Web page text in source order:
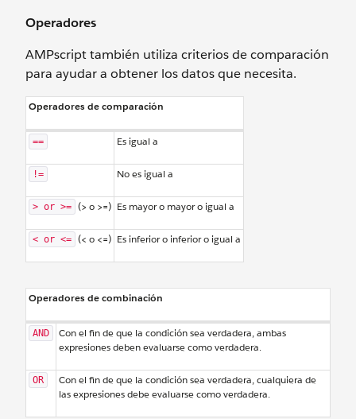
Operadores
AMPscript también utiliza criterios de comparación
para ayudar a obtener los datos que necesita.
Operadores de comparación
== Es igual a
!= No es igual a
> or >= (> o >=) Es mayor o mayor o igual a
< or <= (< o <=) Es inferior o inferior o igual a
Operadores de combinación
AND
Con el fin de que la condición sea verdadera, ambas
expresiones deben evaluarse como verdadera.
OR
Con el fin de que la condición sea verdadera, cualquiera de
las expresiones debe evaluarse como verdadera.